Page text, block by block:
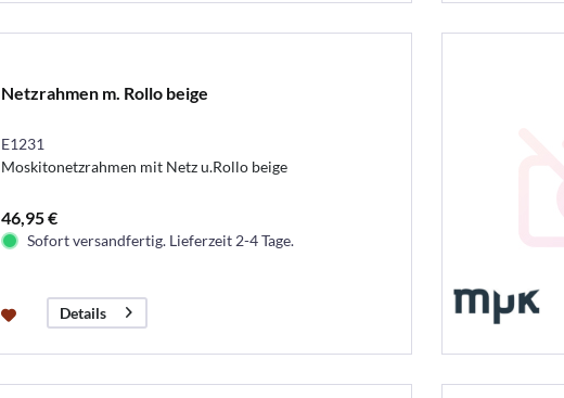
Netzrahmen m. Rollo beige
E1231
Moskitonetzrahmen mit Netz u.Rollo beige
46,95 €
Sofort versandfertig. Lieferzeit 2-4 Tage.
Details